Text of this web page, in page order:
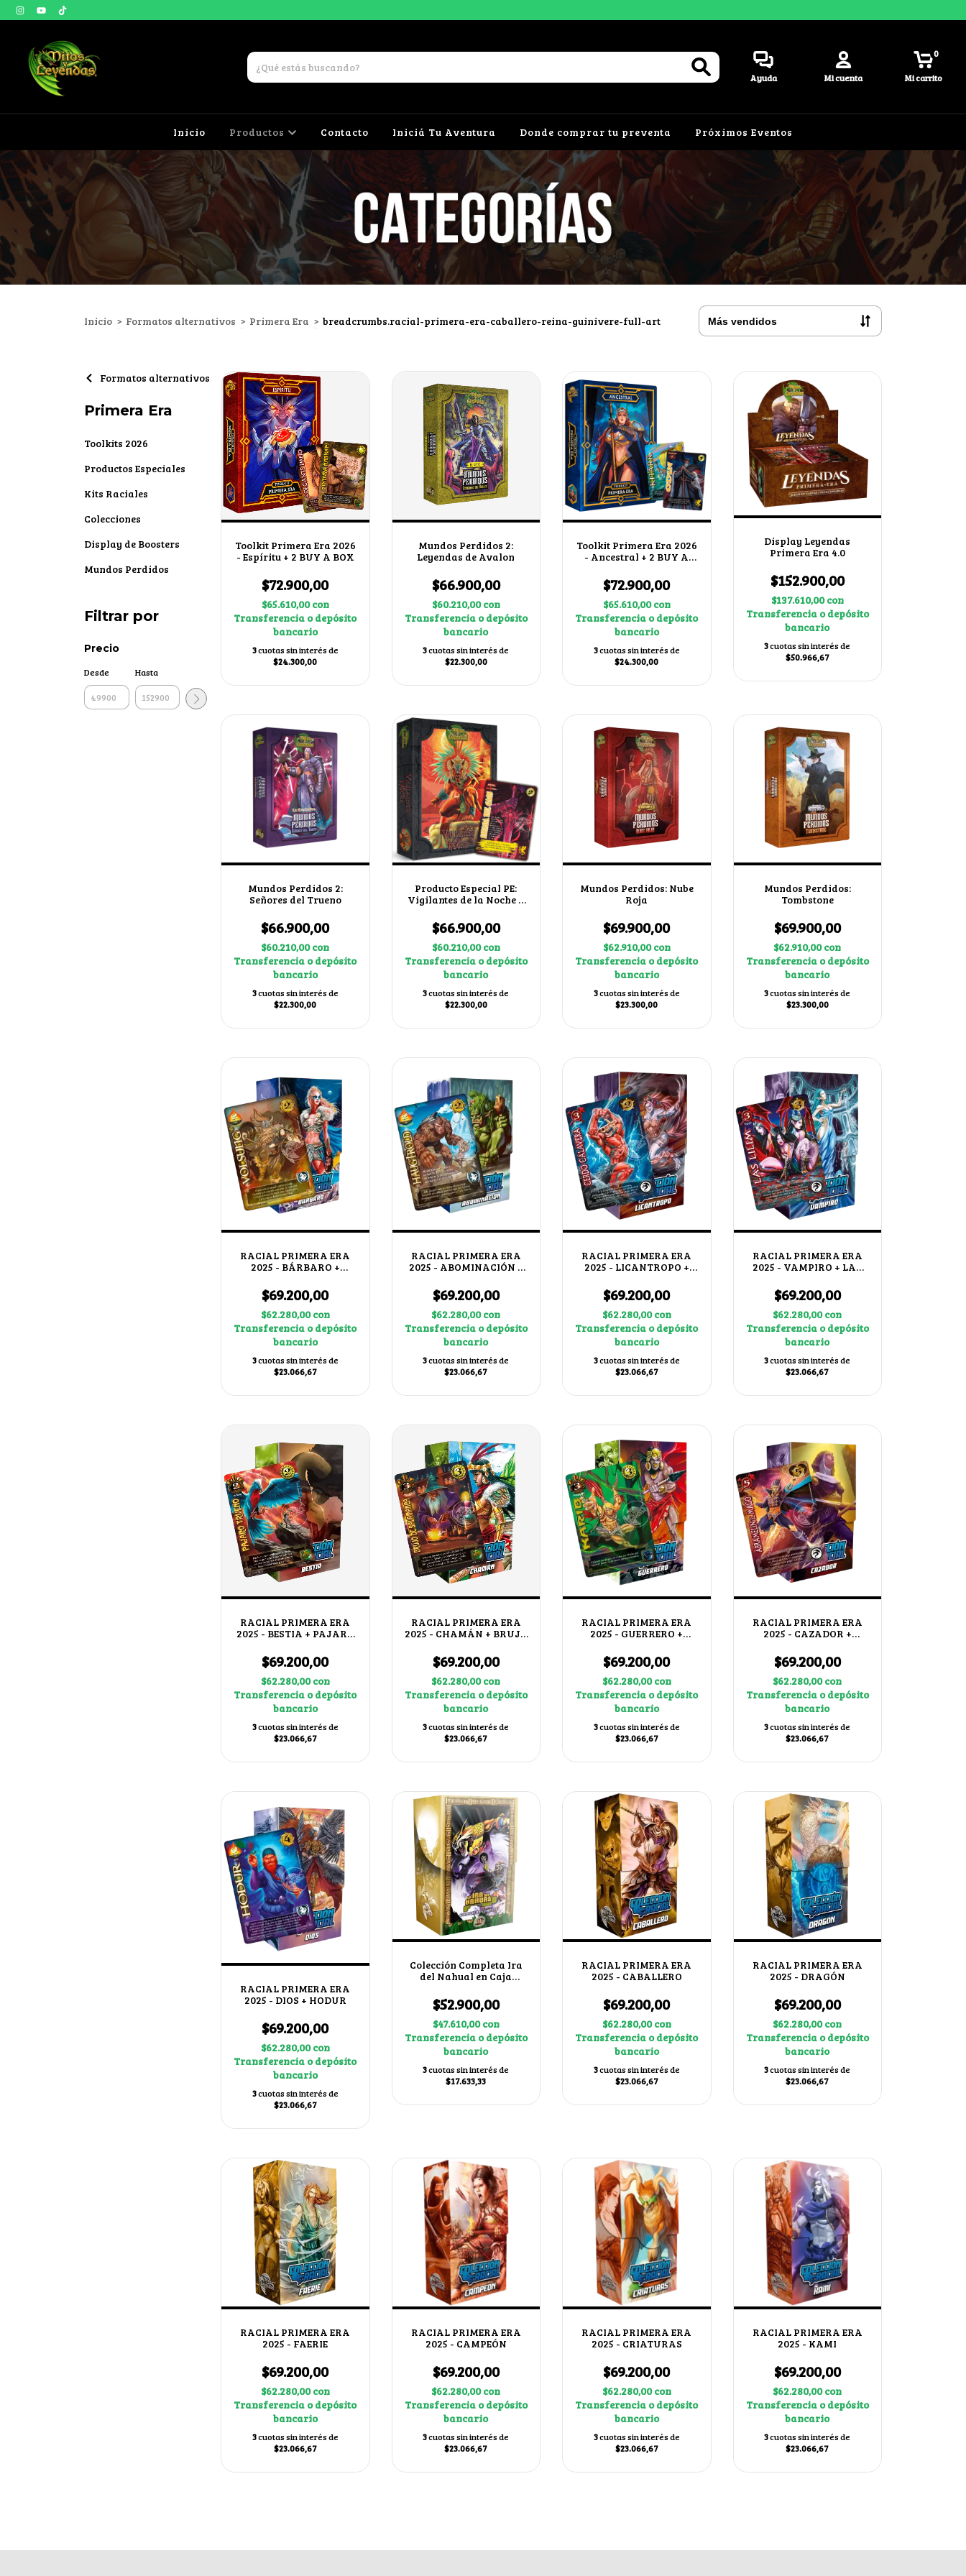
Ayuda Mi cuenta Mi carrito
0
Inicio Productos Contacto Iniciá Tu Aventura Donde comprar tu preventa Próximos Eventos
Inicio > Formatos alternativos > Primera Era > breadcrumbs.racial-primera-era-caballero-reina-guinivere-full-art
Formatos alternativos
Primera Era
Toolkits 2026
Productos Especiales
Kits Raciales
Colecciones
Display de Boosters
Mundos Perdidos
Filtrar por
Precio
Desde Hasta
Toolkit Primera Era 2026
- Espíritu + 2 BUY A BOX
$72.900,00
$65.610,00con
Transferencia o depósito
bancario
3cuotas sin interés de
$24.300,00
Mundos Perdidos 2:
Leyendas de Avalon
$66.900,00
$60.210,00con
Transferencia o depósito
bancario
3cuotas sin interés de
$22.300,00
Toolkit Primera Era 2026
- Ancestral + 2 BUY A
$72.900,00
$65.610,00con
Transferencia o depósito
bancario
3cuotas sin interés de
$24.300,00
Display Leyendas
Primera Era 4.0
$152.900,00
$137.610,00con
Transferencia o depósito
bancario
3cuotas sin interés de
$50.966,67
Mundos Perdidos 2:
Señores del Trueno
$66.900,00
$60.210,00con
Transferencia o depósito
bancario
3cuotas sin interés de
$22.300,00
Producto Especial PE:
Vigilantes de la Noche +
Caos"
$66.900,00
$60.210,00con
Transferencia o depósito
bancario
3cuotas sin interés de
$22.300,00
Mundos Perdidos: Nube
Roja
$69.900,00
$62.910,00con
Transferencia o depósito
bancario
3cuotas sin interés de
$23.300,00
Mundos Perdidos:
Tombstone
$69.900,00
$62.910,00con
Transferencia o depósito
bancario
3cuotas sin interés de
$23.300,00
RACIAL PRIMERA ERA
2025 - BÁRBARO +
$69.200,00
$62.280,00con
Transferencia o depósito
bancario
3cuotas sin interés de
$23.066,67
RACIAL PRIMERA ERA
2025 - ABOMINACIÓN +
$69.200,00
$62.280,00con
Transferencia o depósito
bancario
3cuotas sin interés de
$23.066,67
RACIAL PRIMERA ERA
2025 - LICANTROPO +
$69.200,00
$62.280,00con
Transferencia o depósito
bancario
3cuotas sin interés de
$23.066,67
RACIAL PRIMERA ERA
2025 - VAMPIRO + LAS
$69.200,00
$62.280,00con
Transferencia o depósito
bancario
3cuotas sin interés de
$23.066,67
RACIAL PRIMERA ERA
2025 - BESTIA + PAJARO
$69.200,00
$62.280,00con
Transferencia o depósito
bancario
3cuotas sin interés de
$23.066,67
RACIAL PRIMERA ERA
2025 - CHAMÁN + BRUJO
$69.200,00
$62.280,00con
Transferencia o depósito
bancario
3cuotas sin interés de
$23.066,67
RACIAL PRIMERA ERA
2025 - GUERRERO +
$69.200,00
$62.280,00con
Transferencia o depósito
bancario
3cuotas sin interés de
$23.066,67
RACIAL PRIMERA ERA
2025 - CAZADOR +
$69.200,00
$62.280,00con
Transferencia o depósito
bancario
3cuotas sin interés de
$23.066,67
RACIAL PRIMERA ERA
2025 - DIOS + HODUR
$69.200,00
$62.280,00con
Transferencia o depósito
bancario
3cuotas sin interés de
$23.066,67
Colección Completa Ira
del Nahual en Caja
$52.900,00
$47.610,00con
Transferencia o depósito
bancario
3cuotas sin interés de
$17.633,33
RACIAL PRIMERA ERA
2025 - CABALLERO
$69.200,00
$62.280,00con
Transferencia o depósito
bancario
3cuotas sin interés de
$23.066,67
RACIAL PRIMERA ERA
2025 - DRAGÓN
$69.200,00
$62.280,00con
Transferencia o depósito
bancario
3cuotas sin interés de
$23.066,67
RACIAL PRIMERA ERA
2025 - FAERIE
$69.200,00
$62.280,00con
Transferencia o depósito
bancario
3cuotas sin interés de
$23.066,67
RACIAL PRIMERA ERA
2025 - CAMPEÓN
$69.200,00
$62.280,00con
Transferencia o depósito
bancario
3cuotas sin interés de
$23.066,67
RACIAL PRIMERA ERA
2025 - CRIATURAS
$69.200,00
$62.280,00con
Transferencia o depósito
bancario
3cuotas sin interés de
$23.066,67
RACIAL PRIMERA ERA
2025 - KAMI
$69.200,00
$62.280,00con
Transferencia o depósito
bancario
3cuotas sin interés de
$23.066,67